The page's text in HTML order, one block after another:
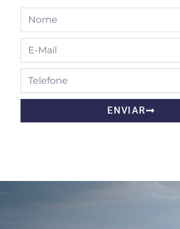
ENVIAR